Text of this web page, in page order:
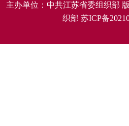
主办单位：中共江苏省委组织部
织部 苏ICP备